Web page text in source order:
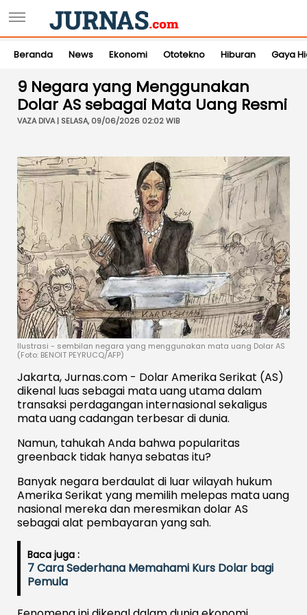
Beranda News Ekonomi Ototekno Hiburan Gaya
9 Negara yang Menggunakan
Dolar AS sebagai Mata Uang Resmi
VAZA DIVA | SELASA, 09/06/2026 02:02 WIB
Ilustrasi - sembilan negara yang menggunakan mata uang Dolar AS
(Foto: BENOIT PEYRUCQ/AFP)
Jakarta, Jurnas.com - Dolar Amerika Serikat (AS)
dikenal luas sebagai mata uang utama dalam
transaksi perdagangan internasional sekaligus
mata uang cadangan terbesar di dunia.
Namun, tahukah Anda bahwa popularitas
greenback tidak hanya sebatas itu?
Banyak negara berdaulat di luar wilayah hukum
Amerika Serikat yang memilih melepas mata uang
nasional mereka dan meresmikan dolar AS
sebagai alat pembayaran yang sah.
Baca juga :
7 Cara Sederhana Memahami Kurs Dolar bagi
Pemula